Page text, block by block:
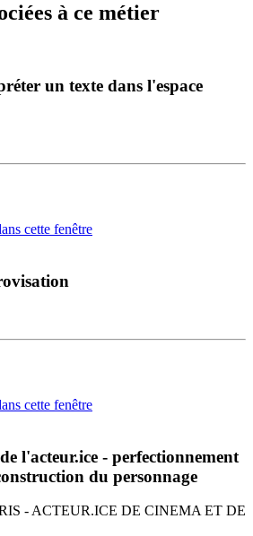
à ce métier
un texte dans l'espace
cette fenêtre
cette fenêtre
l'acteur.ice - perfectionnement
du personnage
- ACTEUR.ICE DE CINEMA ET DE